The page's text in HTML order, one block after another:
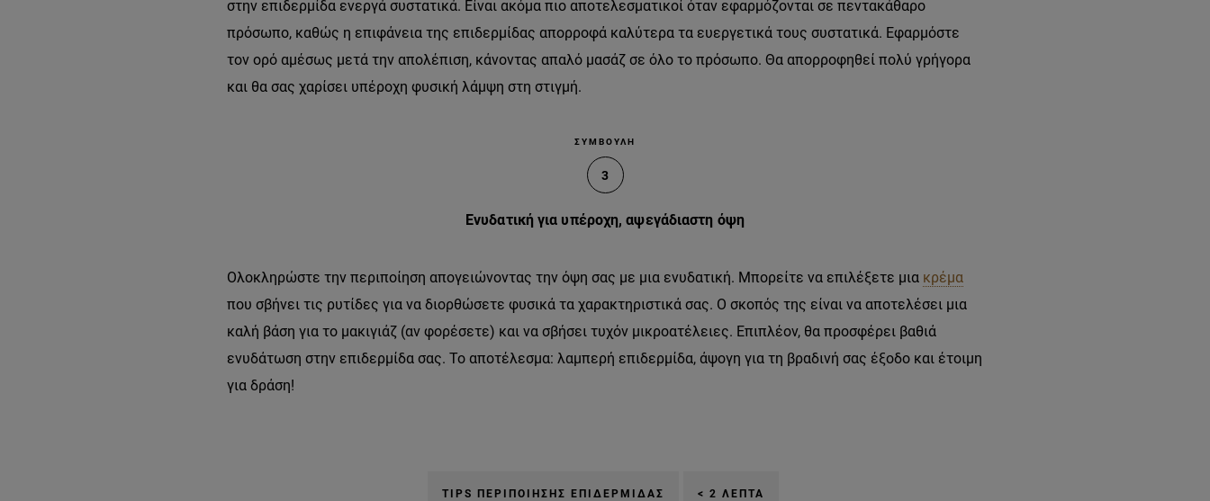
στην επιδερμίδα ενεργά συστατικά. Είναι ακόμα πιο αποτελεσματικοί όταν εφαρμόζονται σε πεντακάθαρο
πρόσωπο, καθώς η επιφάνεια της επιδερμίδας απορροφά καλύτερα τα ευεργετικά τους συστατικά. Εφαρμόστε
τον ορό αμέσως μετά την απολέπιση, κάνοντας απαλό μασάζ σε όλο το πρόσωπο. Θα απορροφηθεί πολύ γρήγορα
και θα σας χαρίσει υπέροχη φυσική λάμψη στη στιγμή.
ΣΥΜΒΟΥΛΗ
3
Ενυδατική για υπέροχη, αψεγάδιαστη όψη
Ολοκληρώστε την περιποίηση απογειώνοντας την όψη σας με μια ενυδατική. Μπορείτε να επιλέξετε μια κρέμα
που σβήνει τις ρυτίδες για να διορθώσετε φυσικά τα χαρακτηριστικά σας. Ο σκοπός της είναι να αποτελέσει μια
καλή βάση για το μακιγιάζ (αν φορέσετε) και να σβήσει τυχόν μικροατέλειες. Επιπλέον, θα προσφέρει βαθιά
ενυδάτωση στην επιδερμίδα σας. Το αποτέλεσμα: λαμπερή επιδερμίδα, άψογη για τη βραδινή σας έξοδο και έτοιμη
για δράση!
TIPS ΠΕΡΙΠΟΊΗΣΗΣ ΕΠΙΔΕΡΜΊΔΑΣ < 2 ΛΕΠΤΆ